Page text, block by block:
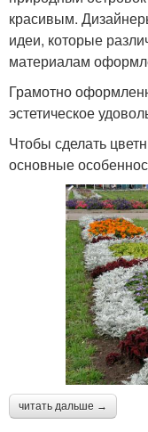
красивым.
идеи, которые
материалам
Грамотно
эстетическое
Чтобы сделать
основные
читать дальше →